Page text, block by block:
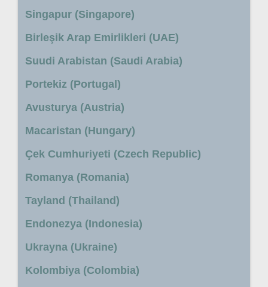
Singapur (Singapore)
Birleşik Arap Emirlikleri (UAE)
Suudi Arabistan (Saudi Arabia)
Portekiz (Portugal)
Avusturya (Austria)
Macaristan (Hungary)
Çek Cumhuriyeti (Czech Republic)
Romanya (Romania)
Tayland (Thailand)
Endonezya (Indonesia)
Ukrayna (Ukraine)
Kolombiya (Colombia)